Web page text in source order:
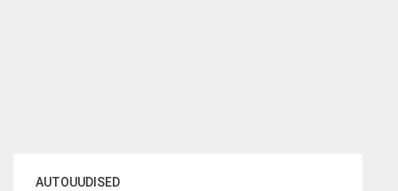
AUTOUUDISED